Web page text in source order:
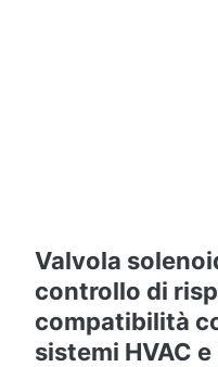
Valvola
controllo di
compatibilità
sistemi HVAC